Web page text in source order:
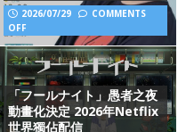
2026/07/29
COMMENTS
OFF
「フールナイト」愚者之夜
動畫化決定 2026年Netflix
世界獨佔配信